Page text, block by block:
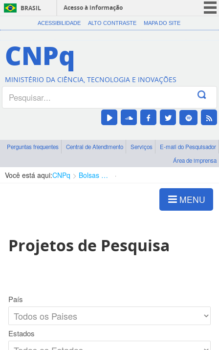
BRASIL
Acesso à informação
CORONAVÍRUS (COVID-19)
Canais
ACESSIBILIDADE ALTO CONTRASTE MAPA DO SITE
CNPq
MINISTÉRIO DA CIÊNCIA, TECNOLOGIA E INOVAÇÕES
Perguntas frequentes Central de Atendimento Serviços
E-mail do Pesquisador
Área de imprensa
Você está aqui:CNPq Bolsas e Auxílios Vigentes
MENU
Projetos de Pesquisa
País
Estados